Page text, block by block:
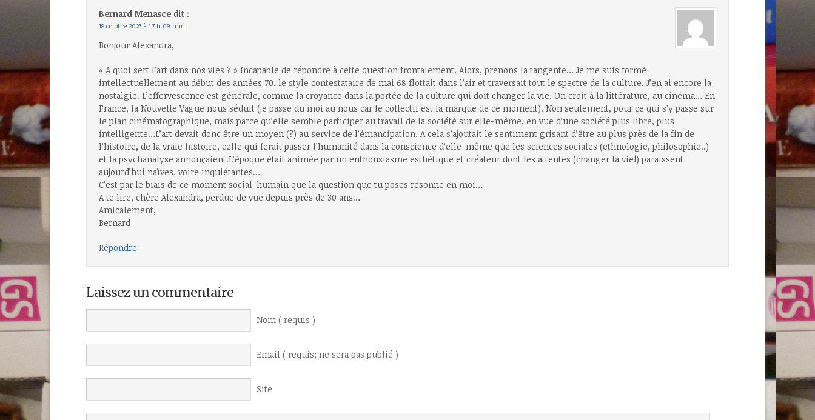
Bernard Menasce dit :
18 octobre 2023 à 17 h 09 min
Bonjour Alexandra,
« A quoi sert l’art dans nos vies ? » Incapable de répondre à cette question frontalement. Alors, prenons la tangente… Je me suis formé
intellectuellement au début des années 70. le style contestataire de mai 68 flottait dans l’air et traversait tout le spectre de la culture. J’en ai encore la
nostalgie. L’effervescence est générale, comme la croyance dans la portée de la culture qui doit changer la vie. On croit à la littérature, au cinéma… En
France, la Nouvelle Vague nous séduit (je passe du moi au nous car le collectif est la marque de ce moment). Non seulement, pour ce qui s’y passe sur
le plan cinématographique, mais parce qu’elle semble participer au travail de la société sur elle-même, en vue d’une société plus libre, plus
intelligente…L’art devait donc être un moyen (?) au service de l’émancipation. A cela s’ajoutait le sentiment grisant d’être au plus près de la fin de
l’histoire, de la vraie histoire, celle qui ferait passer l’humanité dans la conscience d’elle-même que les sciences sociales (ethnologie, philosophie..)
et la psychanalyse annonçaient.L’époque était animée par un enthousiasme esthétique et créateur dont les attentes (changer la vie!) paraissent
aujourd’hui naïves, voire inquiétantes…
C’est par le biais de ce moment social-humain que la question que tu poses résonne en moi…
A te lire, chère Alexandra, perdue de vue depuis près de 30 ans…
Amicalement,
Bernard
Répondre
Laissez un commentaire
Nom ( requis )
Email ( requis; ne sera pas publié )
Site